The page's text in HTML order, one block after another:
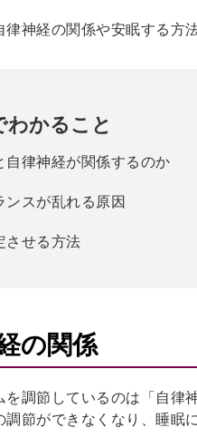
神経の関係や安眠する方
わかること
自律神経が関係するのか
ンスが乱れる原因
させる方法
の関係
調節しているのは「自
節ができなくなり、睡眠